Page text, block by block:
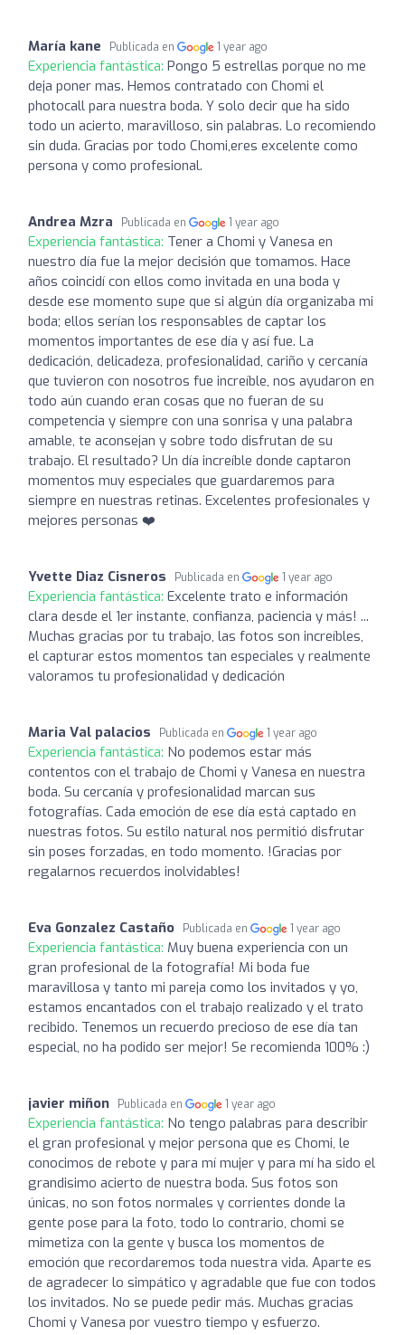
María kane Publicada en 1 year ago
Experiencia fantástica: Pongo 5 estrellas porque no me
deja poner mas. Hemos contratado con Chomi el
photocall para nuestra boda. Y solo decir que ha sido
todo un acierto, maravilloso, sin palabras. Lo recomiendo
sin duda. Gracias por todo Chomi,eres excelente como
persona y como profesional.
Andrea Mzra Publicada en 1 year ago
Experiencia fantástica: Tener a Chomi y Vanesa en
nuestro día fue la mejor decisión que tomamos. Hace
años coincidí con ellos como invitada en una boda y
desde ese momento supe que si algún día organizaba mi
boda; ellos serían los responsables de captar los
momentos importantes de ese día y así fue. La
dedicación, delicadeza, profesionalidad, cariño y cercanía
que tuvieron con nosotros fue increíble, nos ayudaron en
todo aún cuando eran cosas que no fueran de su
competencia y siempre con una sonrisa y una palabra
amable, te aconsejan y sobre todo disfrutan de su
trabajo. El resultado? Un día increíble donde captaron
momentos muy especiales que guardaremos para
siempre en nuestras retinas. Excelentes profesionales y
mejores personas ❤️
Yvette Diaz Cisneros Publicada en 1 year ago
Experiencia fantástica: Excelente trato e información
clara desde el 1er instante, confianza, paciencia y más! ...
Muchas gracias por tu trabajo, las fotos son increíbles,
el capturar estos momentos tan especiales y realmente
valoramos tu profesionalidad y dedicación
Maria Val palacios Publicada en 1 year ago
Experiencia fantástica: No podemos estar más
contentos con el trabajo de Chomi y Vanesa en nuestra
boda. Su cercanía y profesionalidad marcan sus
fotografías. Cada emoción de ese día está captado en
nuestras fotos. Su estilo natural nos permitió disfrutar
sin poses forzadas, en todo momento. !Gracias por
regalarnos recuerdos inolvidables!
Eva Gonzalez Castaño Publicada en 1 year ago
Experiencia fantástica: Muy buena experiencia con un
gran profesional de la fotografía! Mi boda fue
maravillosa y tanto mi pareja como los invitados y yo,
estamos encantados con el trabajo realizado y el trato
recibido. Tenemos un recuerdo precioso de ese día tan
especial, no ha podido ser mejor! Se recomienda 100% :)
javier miñon Publicada en 1 year ago
Experiencia fantástica: No tengo palabras para describir
el gran profesional y mejor persona que es Chomi, le
conocimos de rebote y para mí mujer y para mí ha sido el
grandisimo acierto de nuestra boda. Sus fotos son
únicas, no son fotos normales y corrientes donde la
gente pose para la foto, todo lo contrario, chomi se
mimetiza con la gente y busca los momentos de
emoción que recordaremos toda nuestra vida. Aparte es
de agradecer lo simpático y agradable que fue con todos
los invitados. No se puede pedir más. Muchas gracias
Chomi y Vanesa por vuestro tiempo y esfuerzo.